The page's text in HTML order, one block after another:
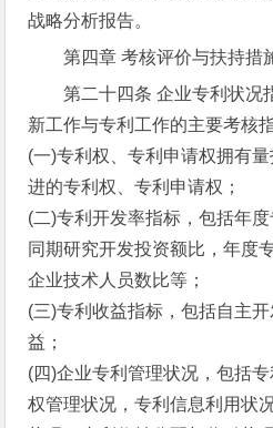
战略分析报告。
第四章 考核评价与扶持措
第二十四条 企业专利状况
新工作与专利工作的主要考核
(一)专利权、专利申请权拥有量
进的专利权、专利申请权；
(二)专利开发率指标，包括年
同期研究开发投资额比，年度
企业技术人员数比等；
(三)专利收益指标，包括自主
益；
(四)企业专利管理状况，包括
权管理状况，专利信息利用状